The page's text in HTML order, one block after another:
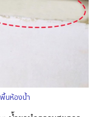
นห้องน้ำ